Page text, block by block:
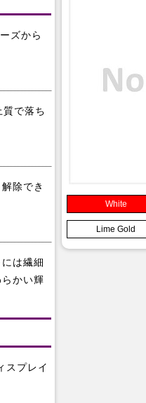
White
Lime Gold
ズから
で落ち
除でき
は繊細
かい輝
スプレイ